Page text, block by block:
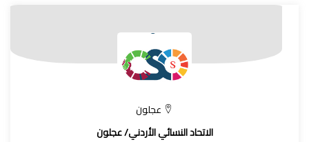
عجلون
الاتحاد النسائي الأردني/ عجلون